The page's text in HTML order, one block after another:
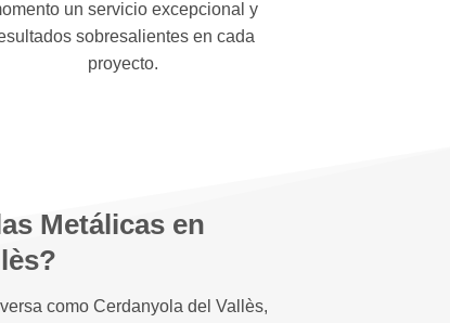
un servicio excepcional y
sobresalientes en cada
proyecto.
Metálicas en
como Cerdanyola del Vallès,